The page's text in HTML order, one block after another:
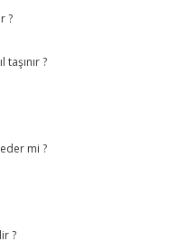
?
?
mi ?
?